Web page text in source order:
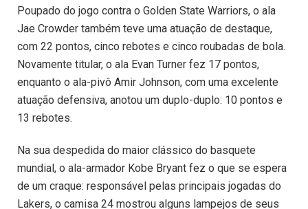
Poupado do jogo contra o Golden State Warriors, o ala
Jae Crowder também teve uma atuação de destaque,
com 22 pontos, cinco rebotes e cinco roubadas de bola.
Novamente titular, o ala Evan Turner fez 17 pontos,
enquanto o ala-pivô Amir Johnson, com uma excelente
atuação defensiva, anotou um duplo-duplo: 10 pontos e
13 rebotes.
Na sua despedida do maior clássico do basquete
mundial, o ala-armador Kobe Bryant fez o que se espera
de um craque: responsável pelas principais jogadas do
Lakers, o camisa 24 mostrou alguns lampejos de seus